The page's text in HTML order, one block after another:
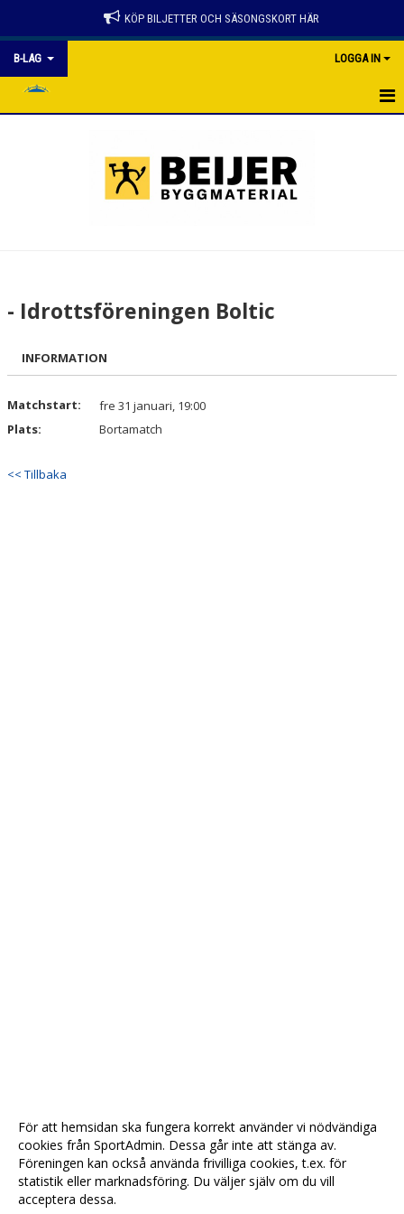
KÖP BILJETTER OCH SÄSONGSKORT HÄR
B-LAG LOGGA IN
DOKUMENT
KONTAKT
- Idrottsföreningen Boltic
INFORMATION
Matchstart:
fre 31 januari, 19:00
Plats:
Bortamatch
<< Tillbaka
För att hemsidan ska fungera korrekt använder vi nödvändiga
cookies från SportAdmin. Dessa går inte att stänga av.
Föreningen kan också använda frivilliga cookies, t.ex. för
statistik eller marknadsföring. Du väljer själv om du vill
acceptera dessa.